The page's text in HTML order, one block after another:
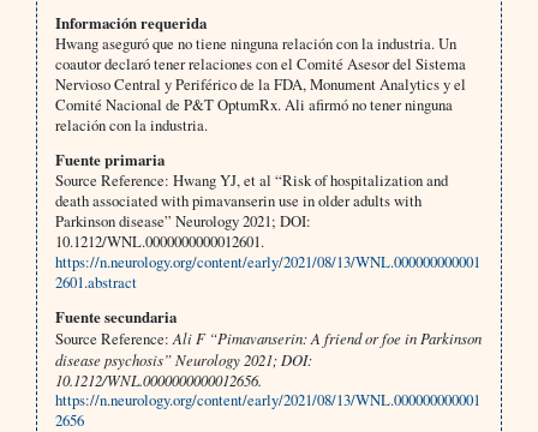
Información requerida
Hwang aseguró que no tiene ninguna relación con la industria. Un
coautor declaró tener relaciones con el Comité Asesor del Sistema
Nervioso Central y Periférico de la FDA, Monument Analytics y el
Comité Nacional de P&T OptumRx. Ali afirmó no tener ninguna
relación con la industria.
Fuente primaria
Source Reference: Hwang YJ, et al “Risk of hospitalization and
death associated with pimavanserin use in older adults with
Parkinson disease” Neurology 2021; DOI:
10.1212/WNL.0000000000012601.
https://n.neurology.org/content/early/2021/08/13/WNL.000000000001
2601.abstract
Fuente secundaria
Source Reference:Ali F “Pimavanserin: A friend or foe in Parkinson
disease psychosis” Neurology 2021; DOI:
10.1212/WNL.0000000000012656.
https://n.neurology.org/content/early/2021/08/13/WNL.000000000001
2656